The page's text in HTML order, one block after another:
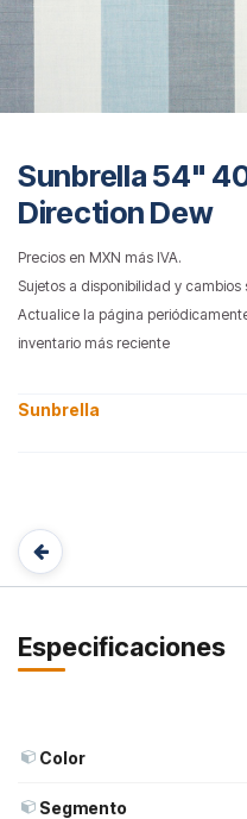
Sunbrella 54"
Direction Dew
Precios en MXN más IVA.
Sujetos a disponibilidad y cambios
Actualice la página
inventario más reciente
Sunbrella
Especificaciones
Color
Segmento